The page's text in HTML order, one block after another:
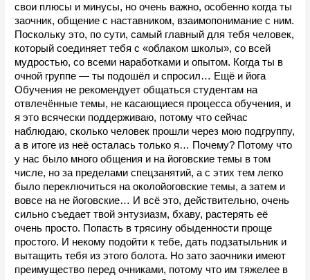
свои плюсы и минусы, но очень важно, особенно когда ты
заочник, общение с наставником, взаимопонимание с ним.
Поскольку это, по сути, самый главный для тебя человек,
который соединяет тебя с «облаком школы», со всей
мудростью, со всеми наработками и опытом. Когда ты в
очной группе — ты подошёл и спросил… Ещё и йога
Обучения не рекомендует общаться студентам на
отвлечённые темы, не касающиеся процесса обучения, и
я это всячески поддерживаю, потому что сейчас
наблюдаю, сколько человек прошли через мою подгруппу,
а в итоге из неё осталась только я… Почему? Потому что
у нас было много общения и на йоговские темы в том
числе, но за пределами спецзанятий, а с этих тем легко
было переключиться на околойоговские темы, а затем и
вовсе на не йоговские… И всё это, действительно, очень
сильно съедает твой энтузиазм, бхаву, растерять её
очень просто. Попасть в трясину обыденности проще
простого. И некому подойти к тебе, дать подзатыльник и
вытащить тебя из этого болота. Но зато заочники имеют
преимущество перед очниками, потому что им тяжелее в